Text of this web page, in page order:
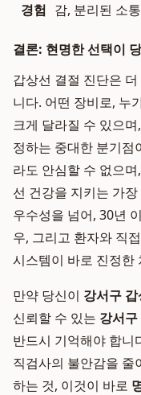
경험 감, 분리된 소통
결론: 현명한 선택이
갑상선 결절 진단은
니다. 어떤 장비로, 누
크게 달라질 수 있으
정하는 중대한 분기점
라도 안심할 수 없으
선 건강을 지키는 가
우수성을 넘어, 30년
우, 그리고 환자와 직
시스템이 바로 진정한
만약 당신이 강서구
신뢰할 수 있는 강서
반드시 기억해야 합니
직검사의 불안감을 줄
하는 것, 이것이 바로